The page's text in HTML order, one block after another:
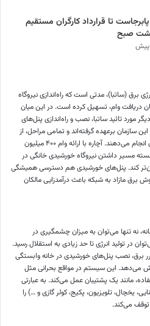
تا قرارداد کارگران مستقیم
صبح
برق (ساتبا)،‌ مدتی است که راه‌اندازی نیروگاه
دریافت وام،‌ تسهیل کرده است. در این میان
مورد تائید ساتبا، نصب و راه‌اندازی پنل‌های
سازمان برعهده گرفته‌اند و تمامی مراحل، از
نصب گرفته تا امور اداری را برای متقاضیان انجام می‌دهند. آچاره با ارائه وام ۴۰۰ میلیون
بازپرداخت ۶۰ ماهه، توانسته مسیر داشتن نیروگاه خورشیدی خانگی در
کند. پنل‌های خورشیدی هم دسترسی همیشگی
برق مازاد به شبکه باعث درآمدزایی مالکان
نه تنها می‌توان به میزان چشمگیری در
در تولید انرژی تا حد زیادی به استقلال رسید.
برق، نصب پنل‌های خورشیدی در خانه وابستگی
می‌دهد. این سیستم در مواقع بحرانی مثل
مانند یک پشتیبان عمل می‌کند. به عبارتی
یخچال، تلویزیون، پکیج، کولر گازی و …) را
توقف می‌کند.